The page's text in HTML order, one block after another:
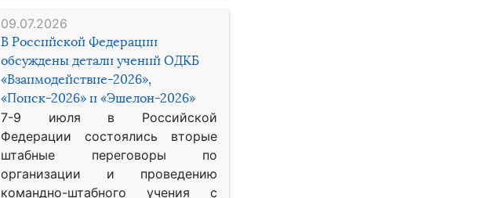
09.07.2026
В Российской Федерации
обсуждены детали учений ОДКБ
«Взаимодействие-2026»,
«Поиск-2026» и «Эшелон-2026»
7-9 июля в Российской
Федерации состоялись вторые
штабные переговоры по
организации и проведению
командно-штабного учения с